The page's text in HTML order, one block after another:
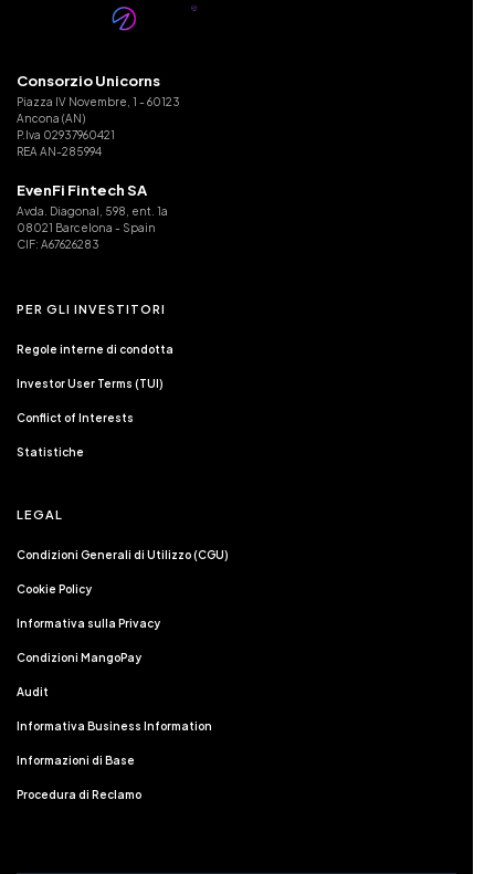
tenendo conto delle proprie conoscenze, esperienza,
relativa a ciascun progetto di crowdfunding è incluso un
documento contenente una descrizione dei principali rischi
associati che devono essere considerati prima di investire.
Consorzio Unicorns
Piazza IV Novembre, 1 - 60123
Ancona (AN)
P.Iva 02937960421
REA AN-285994
EvenFi Fintech SA
Avda. Diagonal, 598, ent. 1a
08021 Barcelona - Spain
CIF: A67626283
PER GLI INVESTITORI
Regole interne di condotta
Investor User Terms (TUI)
Conflict of Interests
Statistiche
LEGAL
Condizioni Generali di Utilizzo (CGU)
Cookie Policy
Informativa sulla Privacy
Condizioni MangoPay
Audit
Informativa Business Information
Informazioni di Base
Procedura di Reclamo